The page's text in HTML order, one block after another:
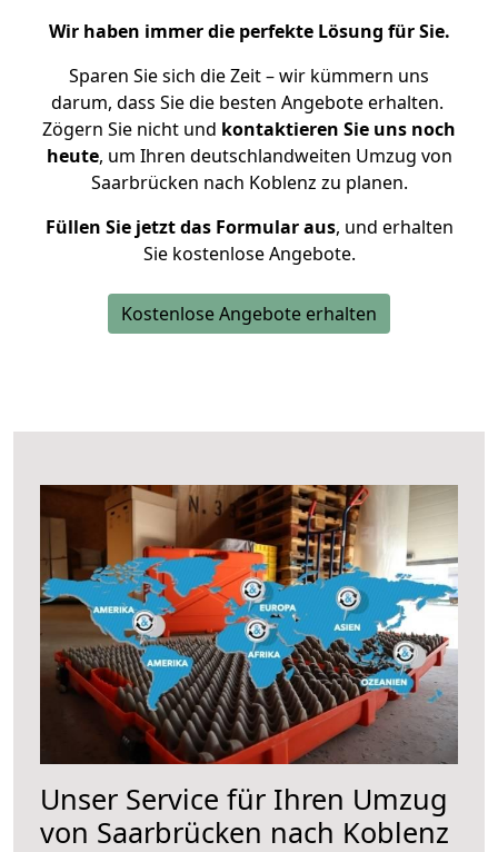
Wir haben immer die perfekte Lösung für Sie.
Sparen Sie sich die Zeit – wir kümmern uns
darum, dass Sie die besten Angebote erhalten.
Zögern Sie nicht und kontaktieren Sie uns noch
heute, um Ihren deutschlandweiten Umzug von
Saarbrücken nach Koblenz zu planen.
Füllen Sie jetzt das Formular aus, und erhalten
Sie kostenlose Angebote.
Kostenlose Angebote erhalten
Unser Service für Ihren Umzug
von Saarbrücken nach Koblenz